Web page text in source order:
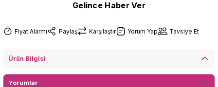
Gelince Haber Ver
Fiyat Alarmı Paylaş Karşılaştır Yorum Yap Tavsiye Et
Ürün Bilgisi
Yorumlar